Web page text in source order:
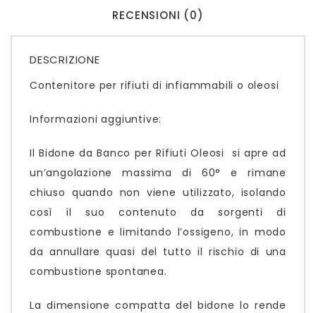
RECENSIONI (0)
DESCRIZIONE
Contenitore per rifiuti di infiammabili o oleosi
Informazioni aggiuntive:
Il Bidone da Banco per Rifiuti Oleosi si apre ad
un’angolazione massima di 60° e rimane
chiuso quando non viene utilizzato, isolando
così il suo contenuto da sorgenti di
combustione e limitando l’ossigeno, in modo
da annullare quasi del tutto il rischio di una
combustione spontanea.
La dimensione compatta del bidone lo rende